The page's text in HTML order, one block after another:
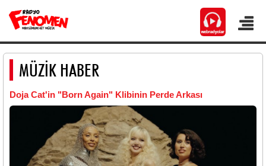
MÜZİK HABER
Doja Cat'in "Born Again" Klibinin Perde Arkası